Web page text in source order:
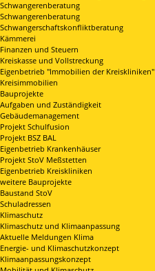
Schwangerenberatung
Schwangerenberatung
Schwangerschaftskonfliktberatung
Kämmerei
Finanzen und Steuern
Kreiskasse und Vollstreckung
Eigenbetrieb "Immobilien der Kreiskliniken"
Kreisimmobilien
Bauprojekte
Aufgaben und Zuständigkeit
Gebäudemanagement
Projekt Schulfusion
Projekt BSZ BAL
Eigenbetrieb Krankenhäuser
Projekt StoV Meßstetten
Eigenbetrieb Kreiskliniken
weitere Bauprojekte
Baustand StoV
Schuladressen
Klimaschutz
Klimaschutz und Klimaanpassung
Aktuelle Meldungen Klima
Energie- und Klimaschutzkonzept
Klimaanpassungskonzept